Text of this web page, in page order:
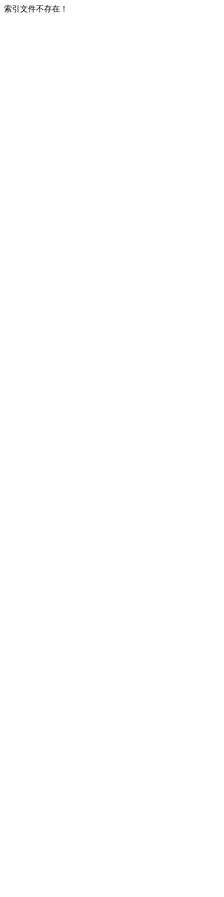
索引文件不存在！